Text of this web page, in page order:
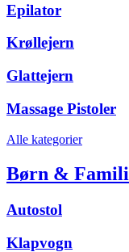
Epilator
Krøllejern
Glattejern
Massage Pistoler
Alle kategorier
Børn &
Autostol
Klapvogn